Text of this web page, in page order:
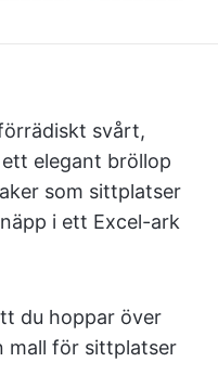
svårt,
elegant bröllop
som sittplatser
i ett Excel-ark
du hoppar över
mall för sittplatser